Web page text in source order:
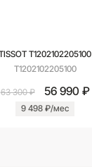
T1202102205100
T1202102205100
63 300 ₽ 56 990 ₽
9 498 ₽/мес